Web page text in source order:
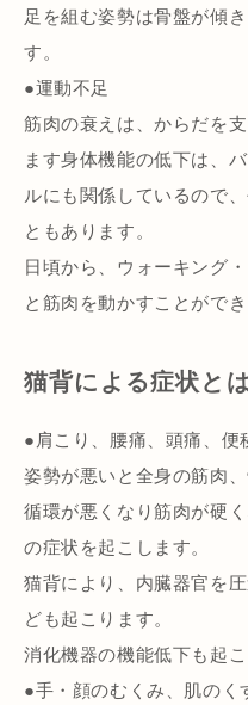
足を組む姿勢は骨盤が傾き
す。
●運動不足
筋肉の衰えは、からだを
ます身体機能の低下は、
ルにも関係しているので
ともあります。
日頃から、ウォーキング
と筋肉を動かすことができ
猫背による症状と
●肩こり、腰痛、頭痛、便
姿勢が悪いと全身の筋肉
循環が悪くなり筋肉が硬
の症状を起こします。
猫背により、内臓器官を
ども起こります。
消化機器の機能低下も起
●手・顔のむくみ、肌のく